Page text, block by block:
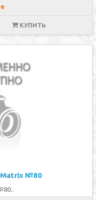
КУПИТЬ
Matrix №80